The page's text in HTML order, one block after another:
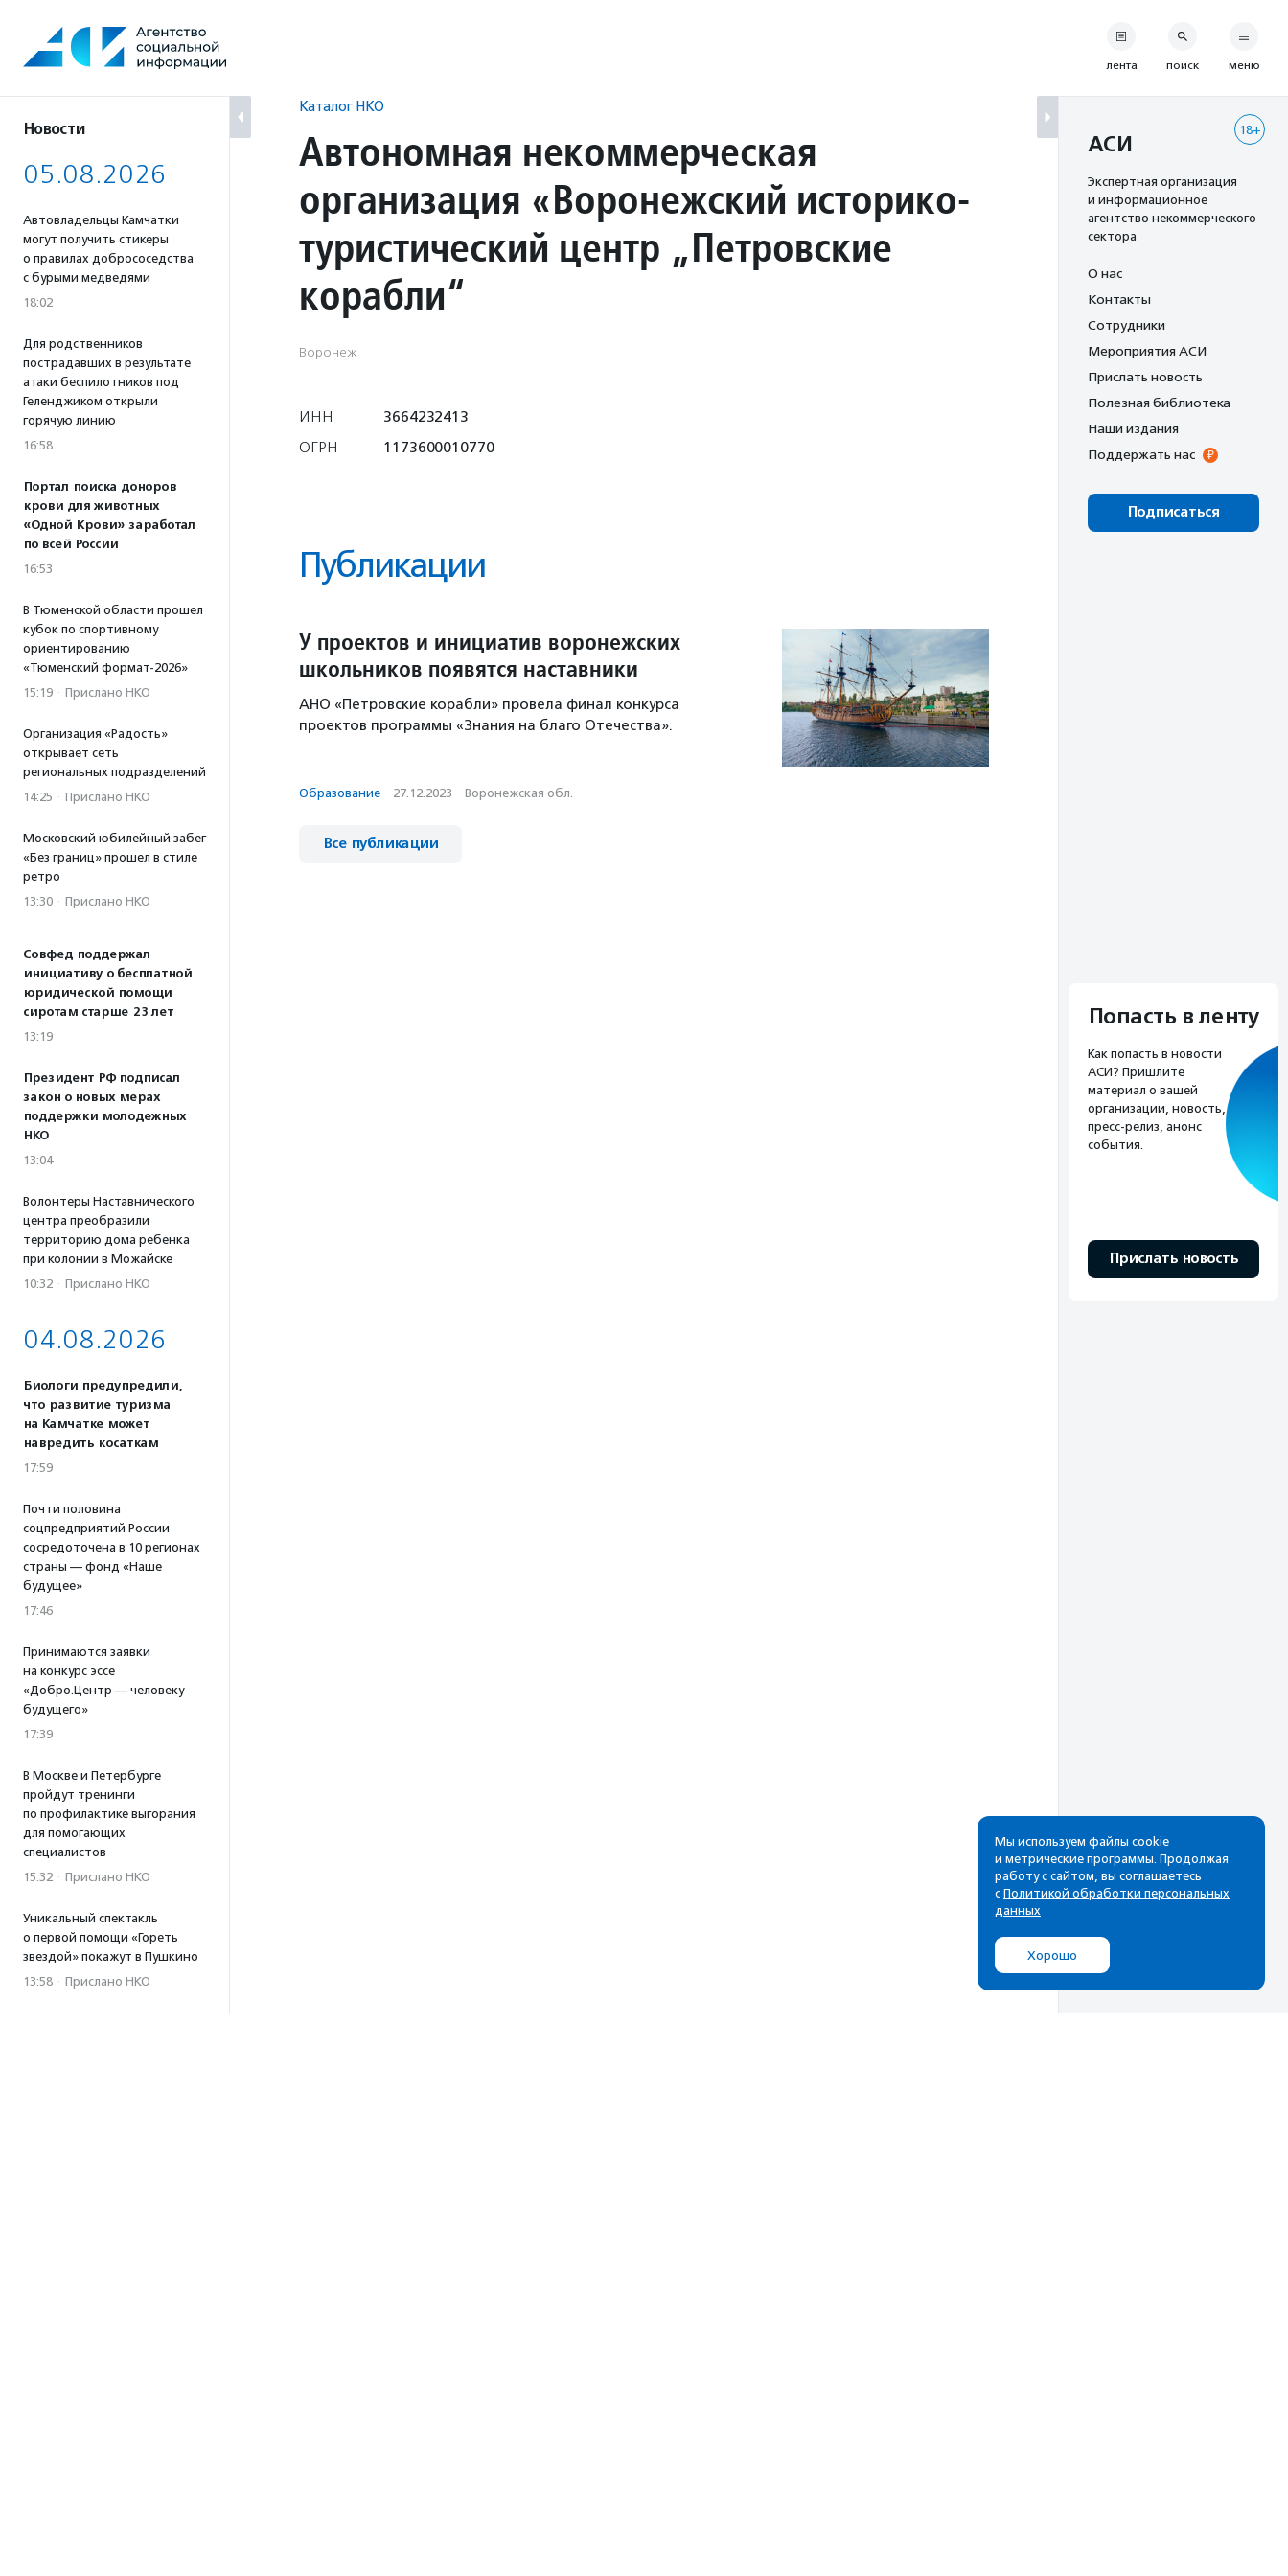
содержанию
Новости
05.08.2026
Автовладельцы Камчатки
могут получить стикеры
о правилах добрососедства
с бурыми медведями
18:02
Для родственников
пострадавших в результате
атаки беспилотников под
Геленджиком открыли
горячую линию
16:58
Портал поиска доноров
крови для животных
«Одной Крови» заработал
по всей России
16:53
В Тюменской области прошел
кубок по спортивному
ориентированию
«Тюменский формат-2026»
15:19 · Прислано НКО
Организация «Радость»
открывает сеть
региональных подразделений
14:25 · Прислано НКО
Московский юбилейный забег
«Без границ» прошел в стиле
ретро
13:30 · Прислано НКО
Совфед поддержал
инициативу о бесплатной
юридической помощи
сиротам старше 23 лет
13:19
Президент РФ подписал
закон о новых мерах
поддержки молодежных
НКО
13:04
Волонтеры Наставнического
центра преобразили
территорию дома ребенка
при колонии в Можайске
10:32 · Прислано НКО
04.08.2026
Биологи предупредили,
что развитие туризма
на Камчатке может
навредить косаткам
17:59
Почти половина
соцпредприятий России
сосредоточена в 10 регионах
страны — фонд «Наше
будущее»
17:46
Принимаются заявки
на конкурс эссе
«Добро.Центр — человеку
будущего»
17:39
В Москве и Петербурге
пройдут тренинги
по профилактике выгорания
для помогающих
специалистов
15:32 · Прислано НКО
Уникальный спектакль
о первой помощи «Гореть
звездой» покажут в Пушкино
13:58 · Прислано НКО
Каталог НКО
Автономная некоммерческая
организация «Воронежский историко-
туристический центр „Петровские
корабли“
Воронеж
ИНН
3664232413
ОГРН
1173600010770
Публикации
У проектов и инициатив воронежских
школьников появятся наставники
АНО «Петровские корабли» провела финал конкурса
проектов программы «Знания на благо Отечества».
Образование · 27.12.2023 · Воронежская обл.
Все публикации
лента поиск меню
18+
АСИ
Экспертная организация
и информационное
агентство некоммерческого
сектора
О нас
Контакты
Сотрудники
Мероприятия АСИ
Прислать новость
Полезная библиотека
Наши издания
Поддержать нас
Подписаться
Попасть в ленту
Как попасть в новости
АСИ? Пришлите
материал о вашей
организации, новость,
пресс-релиз, анонс
события.
Прислать новость
Рассылка
Cамые свежие новости,
почтовом ящике
Мы используем файлы cookie
и метрические программы. Продолжая
работу с сайтом, вы соглашаетесь
с Политикой обработки персональных
данных
Хорошо